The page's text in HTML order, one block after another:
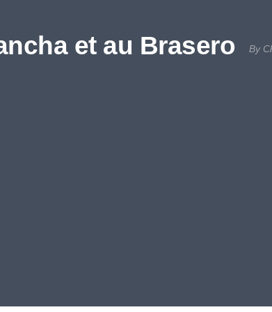
et au Brasero By